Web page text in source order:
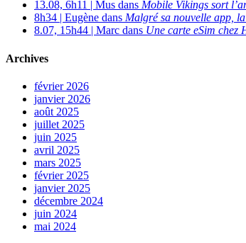
13.08, 6h11 | Mus dans Mobile Vikings sort
8h34 | Eugène dans Malgré sa nouvelle app,
8.07, 15h44 | Marc dans Une carte eSim chez
Archives
février 2026
janvier 2026
août 2025
juillet 2025
juin 2025
avril 2025
mars 2025
février 2025
janvier 2025
décembre 2024
juin 2024
mai 2024